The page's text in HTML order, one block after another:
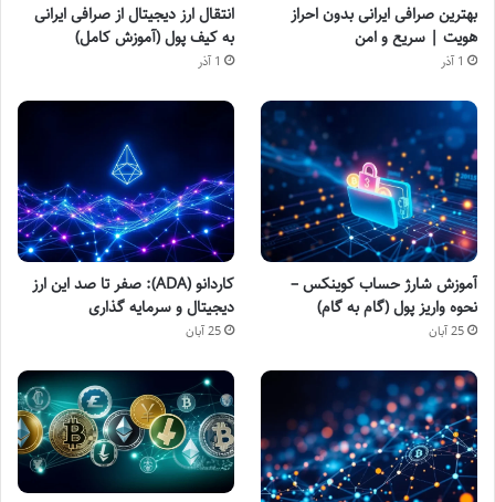
بهترین صرافی ایرانی بدون احراز
هویت | سریع و امن
1 آذر
انتقال ارز دیجیتال از صرافی ایرانی
به کیف پول (آموزش کامل)
1 آذر
آموزش شارژ حساب کوینکس –
نحوه واریز پول (گام به گام)
25 آبان
کاردانو (ADA): صفر تا صد این ارز
دیجیتال و سرمایه گذاری
25 آبان